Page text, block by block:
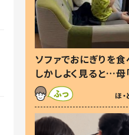
ソファでおにぎりを
しかしよく見ると…母「
察した母の投稿に「可
す！」「現行犯〜」
ほ